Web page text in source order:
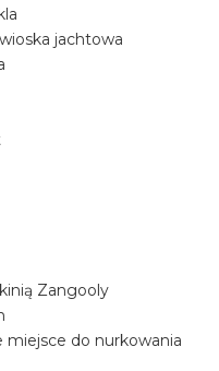
jachtowa
Zangooly
miejsce do nurkowania